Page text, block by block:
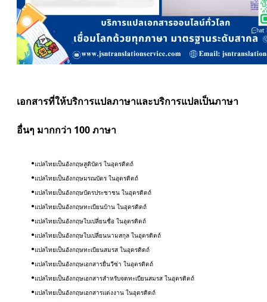
เอกสารที่ให้บริการแปลภาษาและบริการแปลเป็นภาษา
อื่นๆ มากกว่า 100 ภาษา
แปลไทยเป็นอังกฤษสูติบัตร ในอุตรดิตถ์
แปลไทยเป็นอังกฤษมรณบัตร ในอุตรดิตถ์
แปลไทยเป็นอังกฤษบัตรประชาชน ในอุตรดิตถ์
แปลไทยเป็นอังกฤษทะเบียนบ้าน ในอุตรดิตถ์
แปลไทยเป็นอังกฤษใบเปลี่ยนชื่อ ในอุตรดิตถ์
แปลไทยเป็นอังกฤษใบเปลี่ยนนามสกุล ในอุตรดิตถ์
แปลไทยเป็นอังกฤษทะเบียนสมรส ในอุตรดิตถ์
แปลไทยเป็นอังกฤษเอกสารยื่นวีซ่า​ ในอุตรดิตถ์
แปลไทยเป็นอังกฤษเอกสารสำหรับจดทะเบียนสมรส ในอุตรดิตถ์
แปลไทยเป็นอังกฤษเอกสารแต่งงาน ในอุตรดิตถ์